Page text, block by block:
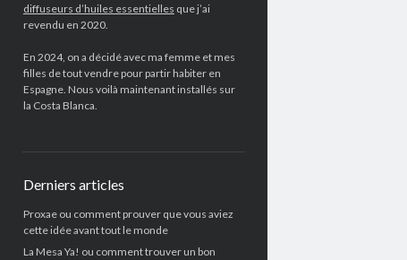
diffuseurs d’huiles essentielles que j’ai
revendu en 2020.
En 2024, on a décidé avec ma femme et mes
filles de tout vendre pour partir habiter en
Espagne. Nous voilà maintenant installés sur
la Costa Blanca.
Derniers articles
Proxae ou comment prouver que vous aviez
cette idée avant tout le monde
La Mesa Ya! ou comment trouver un bon